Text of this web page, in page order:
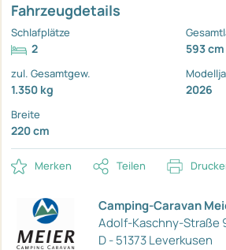
Fahrzeugdetails
Schlafplätze
2 593 cm
zul. Gesamtgew.
1.350 kg 2026
Breite
220 cm
Merken Teilen
Camping-Caravan
Adolf-Kaschny-Straße
D - 51373 Leverkusen